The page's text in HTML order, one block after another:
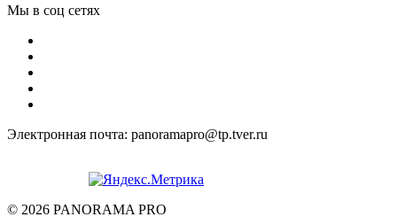
Мы в соц сетях
Электронная почта: panoramapro@tp.tver.ru
© 2026 PANORAMA PRO